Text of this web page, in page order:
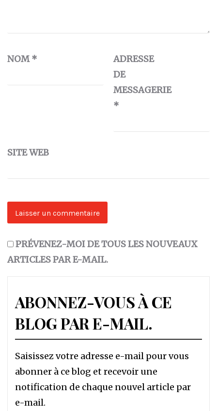
NOM*
ADRESSE
DE
MESSAGERIE
*
SITE WEB
PRÉVENEZ-MOI DE TOUS LES NOUVEAUX
ARTICLES PAR E-MAIL.
ABONNEZ-VOUS À CE
BLOG PAR E-MAIL.
Saisissez votre adresse e-mail pour vous
abonner à ce blog et recevoir une
notification de chaque nouvel article par
e-mail.